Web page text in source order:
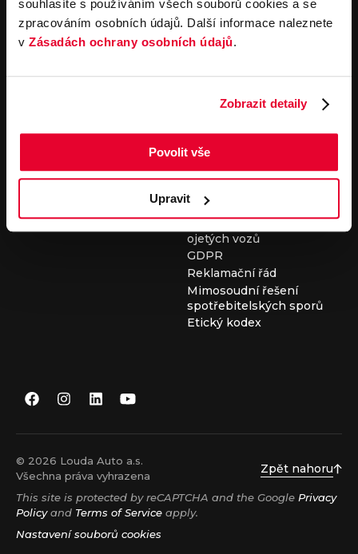
souhlasíte s používáním všech souborů cookies a se
zpracováním osobních údajů. Další informace naleznete
v Zásadách ochrany osobních údajů.
Zobrazit detaily
Povolit vše
Upravit
Kariéra
Servisní služby
Servis
Důležité odkazy
Cookies
Všeobecné obchodní
podmínky pro online
vozidel
Všeobecné obchodní
podmínky pro provádění
servisních prací
Všeobecné obchodní
podmínky při nákupu
ojetých vozů
GDPR
Reklamační řád
Mimosoudní řešení
spotřebitelských sporů
Etický kodex
© 2026 Louda Auto a.s.
Všechna práva vyhrazena
Zpět nahoru
This site is protected by reCAPTCHA and the Google Privacy
Policyand Terms of Service apply.
Nastavení souborů cookies